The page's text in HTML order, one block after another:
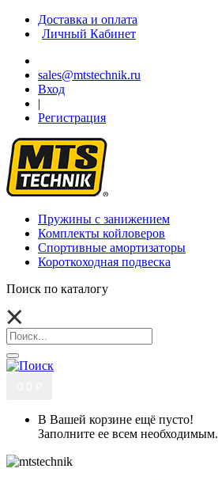
Доставка и оплата
Личный Кабинет
sales@mtstechnik.ru
Вход
|
Регистрация
Пружины с занижением
Комплекты койловеров
Спортивные амортизаторы
Короткоходная подвеска
Поиск по каталогу
В Вашей корзине ещё пусто!
Заполните ее всем необходимым.